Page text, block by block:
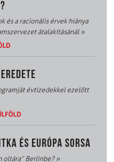
és a racionális érvek hiánya
átalakításánál»
évtizedekkel ezelőtt
ÉS EURÓPA SORSA
oltára” Berlinbe?»